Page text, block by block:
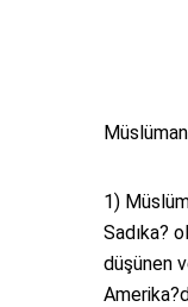
1)
Sadıka?
düşünen